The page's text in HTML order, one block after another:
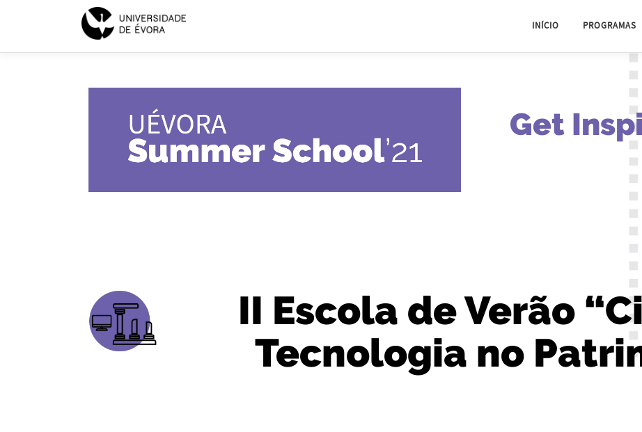
SUMMER
SCHOOL
2021
INÍCIO PROGRAMAS
Get
II Escola de Verão
Tecnologia no